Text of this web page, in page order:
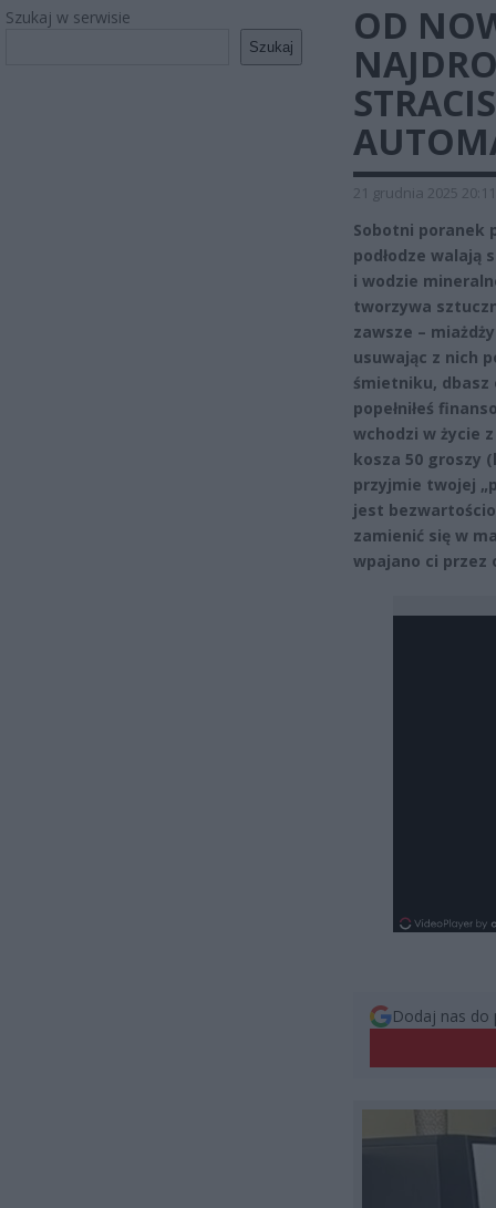
Szukaj w serwisie
Szukaj
OD
21 grudnia 2025 20:11
Sobotni poranek
podłodze walają
i wodzie
tworzywa
zawsze –
usuwając z nich
śmietniku, dbasz
popełniłeś
wchodzi w życie
kosza 50 groszy
przyjmie twojej
jest
zamienić się w
wpajano ci przez
Dodaj nas do